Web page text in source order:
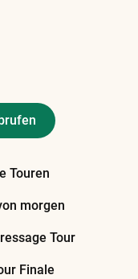
Touren
morgen
Tour
Finale